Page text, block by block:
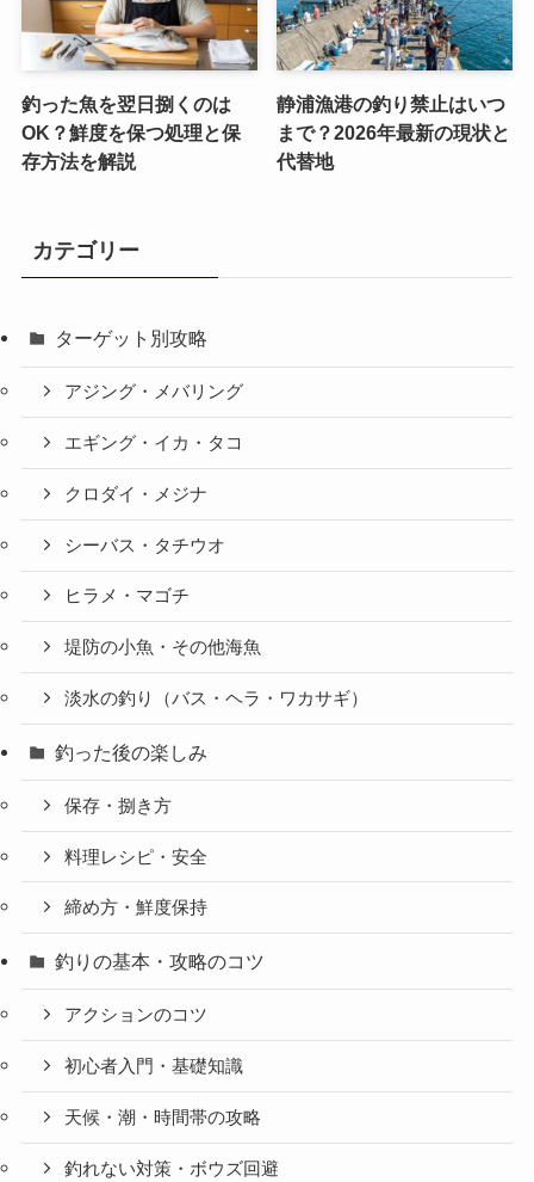
釣った魚を翌日捌くのは
OK？鮮度を保つ処理と保
存方法を解説
静浦漁港の釣り禁止はいつ
まで？2026年最新の現状と
代替地
カテゴリー
ターゲット別攻略
アジング・メバリング
エギング・イカ・タコ
クロダイ・メジナ
シーバス・タチウオ
ヒラメ・マゴチ
堤防の小魚・その他海魚
淡水の釣り（バス・ヘラ・ワカサギ）
釣った後の楽しみ
保存・捌き方
料理レシピ・安全
締め方・鮮度保持
釣りの基本・攻略のコツ
アクションのコツ
初心者入門・基礎知識
天候・潮・時間帯の攻略
釣れない対策・ボウズ回避